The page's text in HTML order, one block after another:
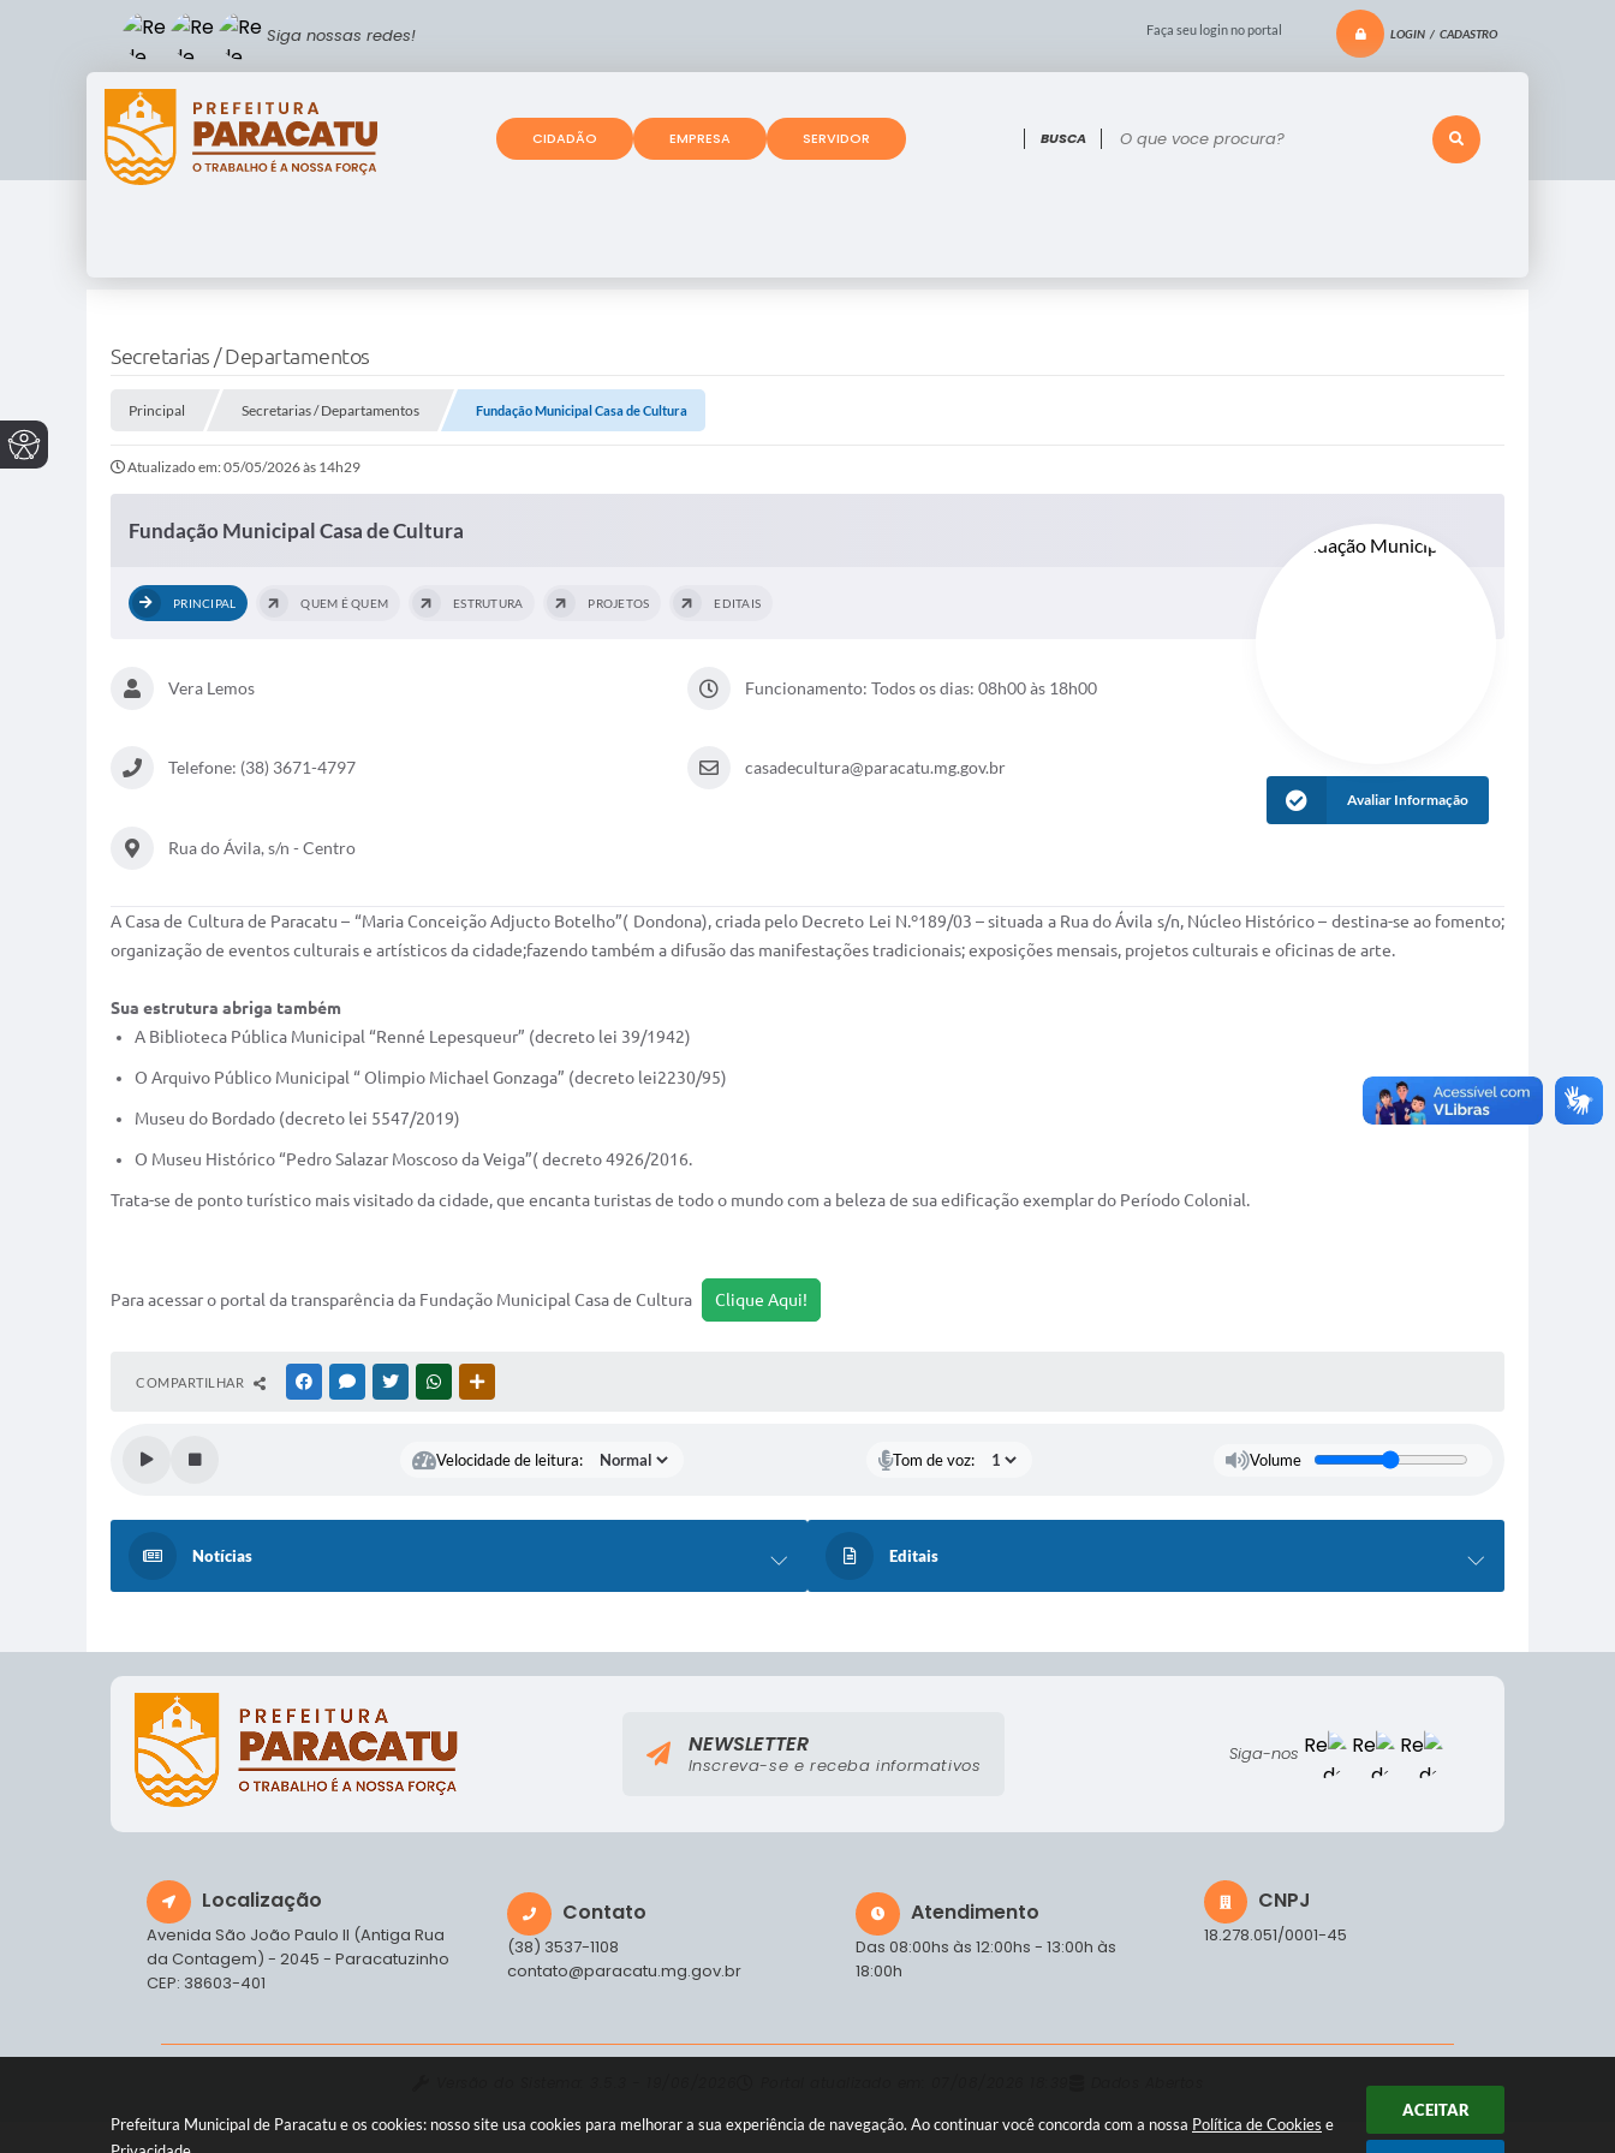
Prefeitura Municipal de Paracatu e os cookies: nosso site usa cookies para melhorar a sua experiência de navegação. Ao continuar você concorda com a nossa Política de Cookies e
ACEITAR
Faça seu login no portal LOGIN / CADASTRO
O que voce procura?
Siga nossas redes!
CIDADÃO EMPRESA SERVIDOR
Secretarias / Departamentos
Principal Secretarias / Departamentos Fundação Municipal Casa de Cultura
Atualizado em: 05/05/2026 às 14h29
Fundação Municipal Casa de Cultura
PRINCIPAL QUEM É QUEM ESTRUTURA PROJETOS EDITAIS
Vera Lemos Funcionamento: Todos os dias: 08h00 às 18h00
Telefone: (38) 3671-4797 casadecultura@paracatu.mg.gov.br
Rua do Ávila, s/n - Centro
Avaliar Informação
A Casa de Cultura de Paracatu – “Maria Conceição Adjucto Botelho”( Dondona), criada pelo Decreto Lei N.º189/03 – situada a Rua do Ávila s/n, Núcleo Histórico – destina-se ao fomento;
organização de eventos culturais e artísticos da cidade;fazendo também a difusão das manifestações tradicionais; exposições mensais, projetos culturais e oficinas de arte.
Sua estrutura abriga também
A Biblioteca Pública Municipal “Renné Lepesqueur” (decreto lei 39/1942)
O Arquivo Público Municipal “ Olimpio Michael Gonzaga” (decreto lei2230/95)
Museu do Bordado (decreto lei 5547/2019)
O Museu Histórico “Pedro Salazar Moscoso da Veiga”( decreto 4926/2016.
Trata-se de ponto turístico mais visitado da cidade, que encanta turistas de todo o mundo com a beleza de sua edificação exemplar do Período Colonial.
Para acessar o portal da transparência da Fundação Municipal Casa de Cultura Clique Aqui!
COMPARTILHAR FACEBOOKMESSENGER
TWITTERWHATSAPP
Velocidade de leitura: Tom de voz: Volume
Notícias Editais
Siga-nos
Localização
Avenida São João Paulo II (Antiga Rua
da Contagem) - 2045 - Paracatuzinho
CEP: 38603-401
Contato
(38) 3537-1108
contato@paracatu.mg.gov.br
Atendimento
Das 08:00hs às 12:00hs - 13:00h às
18:00h
CNPJ
18.278.051/0001-45
NEWSLETTER
Inscreva-se e receba informativos